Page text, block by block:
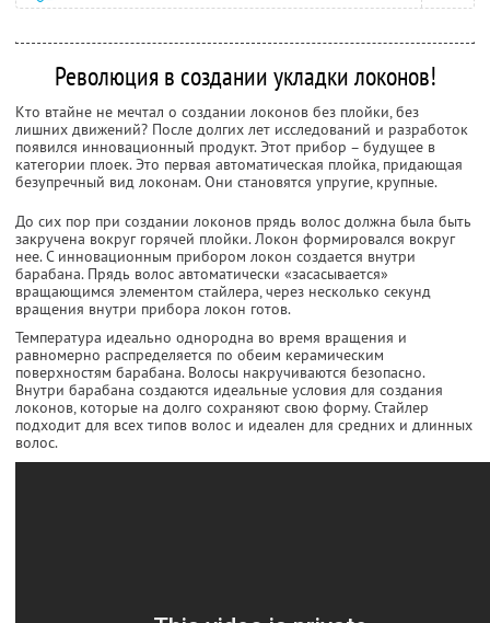
Революция в создании укладки локонов!
Кто втайне не мечтал о создании локонов без плойки, без
лишних движений? После долгих лет исследований и разработок
появился инновационный продукт. Этот прибор – будущее в
категории плоек. Это первая автоматическая плойка, придающая
безупречный вид локонам. Они становятся упругие, крупные.
До сих пор при создании локонов прядь волос должна была быть
закручена вокруг горячей плойки. Локон формировался вокруг
нее. С инновационным прибором локон создается внутри
барабана. Прядь волос автоматически «засасывается»
вращающимся элементом стайлера, через несколько секунд
вращения внутри прибора локон готов.
Температура идеально однородна во время вращения и
равномерно распределяется по обеим керамическим
поверхностям барабана. Волосы накручиваются безопасно.
Внутри барабана создаются идеальные условия для создания
локонов, которые на долго сохраняют свою форму. Стайлер
подходит для всех типов волос и идеален для средних и длинных
волос.